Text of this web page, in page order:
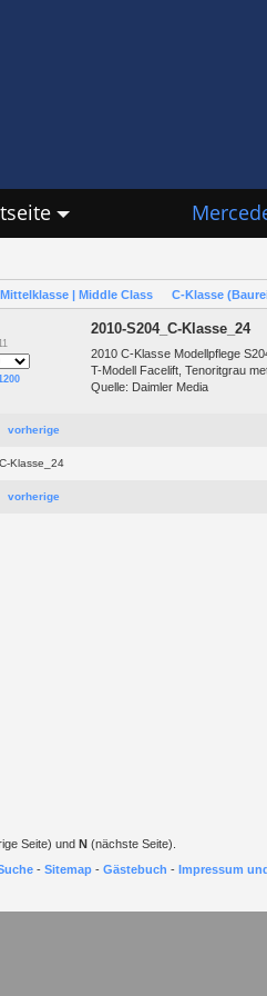
Mittelklasse | Middle Class C-Klasse
2010-S204_C-Klasse_24
2010 C-Klasse Modellpflege
T-Modell Facelift, Tenoritgrau
Quelle: Daimler Media
vorherige
vorherige
Seite) und N(nächste Seite).
- Sitemap- Gästebuch - Impressum